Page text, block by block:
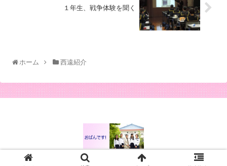
１年生、戦争体験を聞く
ホーム 西遠紹介
© 2014 西遠女子学園校長ブログ.